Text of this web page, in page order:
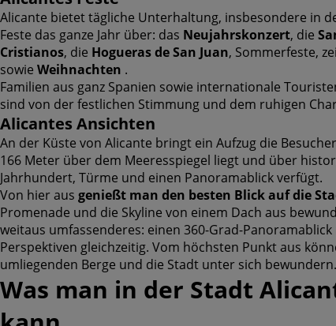
Alicante bietet tägliche Unterhaltung, insbesondere in
Feste das ganze Jahr über: das Neujahrskonzert, die
Cristianos, die Hogueras de San Juan, Sommerfeste,
sowie Weihnachten .
Familien aus ganz Spanien sowie internationale
sind von der festlichen Stimmung und dem ruhigen
Alicantes Ansichten
An der Küste von Alicante bringt ein Aufzug die
166 Meter über dem Meeresspiegel liegt und über
Jahrhundert, Türme und einen Panoramablick verfügt.
Von hier aus genießt man den besten Blick auf die
Promenade und die Skyline von einem Dach aus
weitaus umfassenderes: einen 360-Grad-
Perspektiven gleichzeitig. Vom höchsten Punkt aus
umliegenden Berge und die Stadt unter sich bewundern.
Was man in der Stadt